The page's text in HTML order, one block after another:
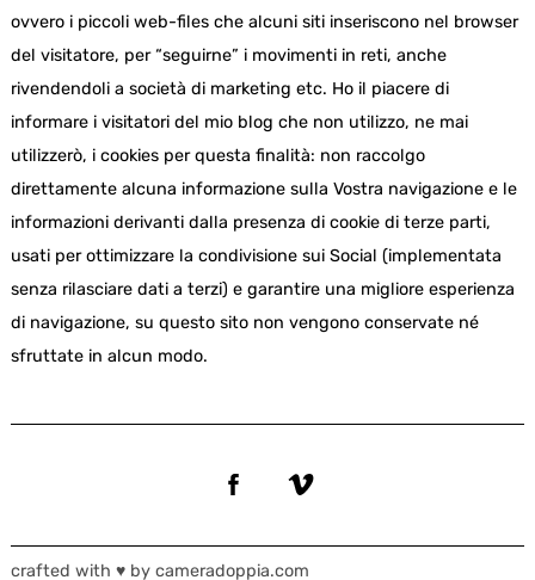
ovvero i piccoli web-files che alcuni siti inseriscono nel browser
del visitatore, per “seguirne” i movimenti in reti, anche
rivendendoli a società di marketing etc. Ho il piacere di
informare i visitatori del mio blog che non utilizzo, ne mai
utilizzerò, i cookies per questa finalità: non raccolgo
direttamente alcuna informazione sulla Vostra navigazione e le
informazioni derivanti dalla presenza di cookie di terze parti,
usati per ottimizzare la condivisione sui Social (implementata
senza rilasciare dati a terzi) e garantire una migliore esperienza
di navigazione, su questo sito non vengono conservate né
sfruttate in alcun modo.
crafted with ♥ by cameradoppia.com